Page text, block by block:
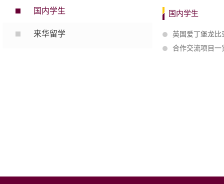
国内学生
来华留学
国内学生
英国爱丁堡龙比
合作交流项目一